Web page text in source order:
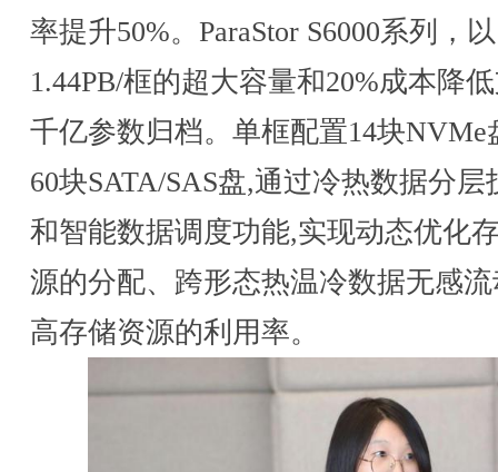
率提升50%。ParaStor S6000系列，以
1.44PB/框的超大容量和20%成本降
千亿参数归档。单框配置14块NVMe
60块SATA/SAS盘,通过冷热数据分层
和智能数据调度功能,实现动态优化
源的分配、跨形态热温冷数据无感
高存储资源的利用率。